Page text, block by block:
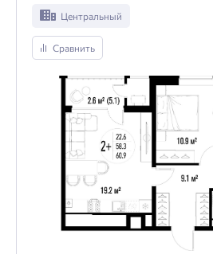
Центральный
Сравнить